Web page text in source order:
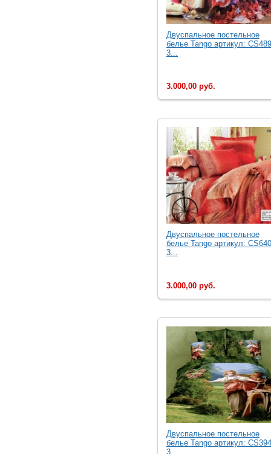
Двуcпальное постельное
белье Tango артикул:
3...
3.000,00 руб.
Двуcпальное постельное
белье Tango артикул:
3...
3.000,00 руб.
Двуcпальное постельное
белье Tango артикул:
3...